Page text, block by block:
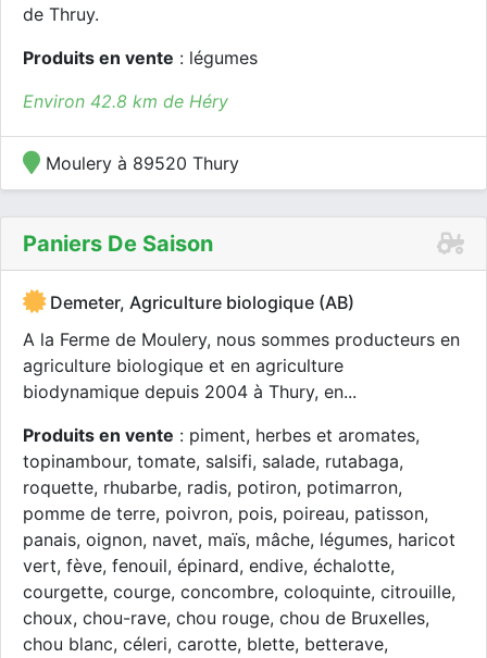
de Thruy.
Produits en vente : légumes
Environ 42.8 km de Héry
Moulery à 89520 Thury
Paniers De Saison
Demeter, Agriculture biologique (AB)
A la Ferme de Moulery, nous sommes producteurs en
agriculture biologique et en agriculture
biodynamique depuis 2004 à Thury, en...
Produits en vente : piment, herbes et aromates,
topinambour, tomate, salsifi, salade, rutabaga,
roquette, rhubarbe, radis, potiron, potimarron,
pomme de terre, poivron, pois, poireau, patisson,
panais, oignon, navet, maïs, mâche, légumes, haricot
vert, fève, fenouil, épinard, endive, échalotte,
courgette, courge, concombre, coloquinte, citrouille,
choux, chou-rave, chou rouge, chou de Bruxelles,
chou blanc, céleri, carotte, blette, betterave,